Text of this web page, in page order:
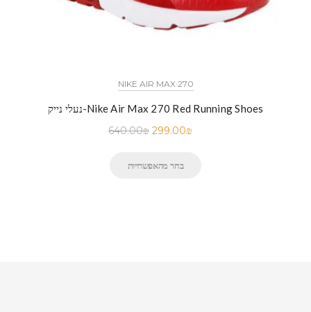
NIKE AIR MAX 270
נעלי נייק-Nike Air Max 270 Red Running Shoes
640.00₪ 299.00₪
בחר מהאפשרויות